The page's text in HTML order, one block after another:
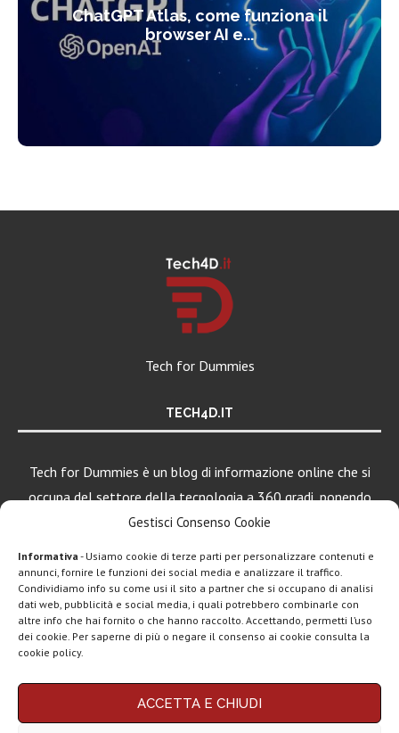
Gestisci Consenso Cookie
Informativa - Usiamo cookie di terze parti per personalizzare contenuti e
annunci, fornire le funzioni dei social media e analizzare il traffico.
Condividiamo info su come usi il sito a partner che si occupano di analisi
dati web, pubblicità e social media, i quali potrebbero combinarle con
altre info che hai fornito o che hanno raccolto. Accettando, permetti l’uso
dei cookie. Per saperne di più o negare il consenso ai cookie consulta la
cookie policy.
ACCETTA E CHIUDI
ChatGPT Atlas, come funziona il
browser AI e...
Tech for Dummies
TECH4D.IT
Tech for Dummies è un blog di informazione online che si
occupa del settore della tecnologia a 360 gradi, ponendo
una particolare attenzione al mondo Android, Apple e
Chi siamo Contatti Disclaimer Privacy policy
LEGGI ANCHE
Apple lancia